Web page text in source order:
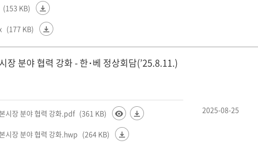
(153 KB)
(177 KB)
장 분야 협력 강화 - 한･베 정상회담(’25.8.11.)
시장 분야 협력 강화.pdf (361 KB)
시장 분야 협력 강화.hwp (264 KB)
2025-08-25